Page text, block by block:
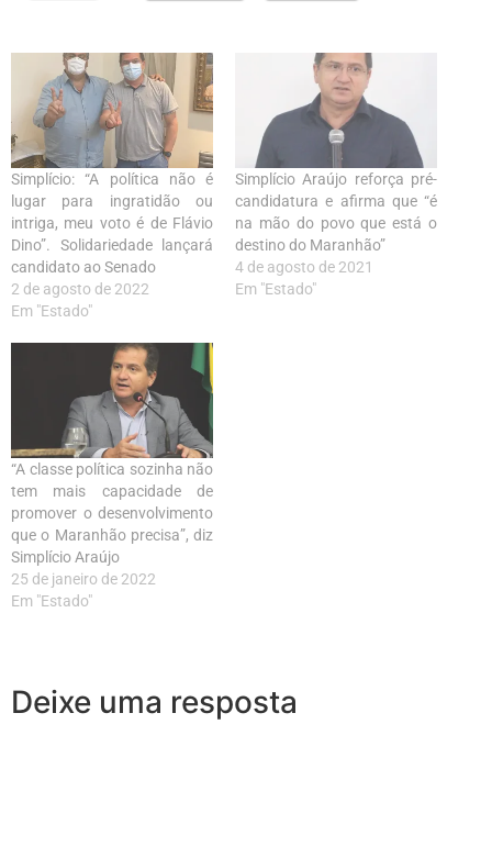
Simplício: “A política não é
lugar para ingratidão ou
intriga, meu voto é de Flávio
Dino”. Solidariedade lançará
candidato ao Senado
2 de agosto de 2022
Em "Estado"
Simplício Araújo reforça pré-
candidatura e afirma que “é
na mão do povo que está o
destino do Maranhão”
4 de agosto de 2021
Em "Estado"
“A classe política sozinha não
tem mais capacidade de
promover o desenvolvimento
que o Maranhão precisa”, diz
Simplício Araújo
25 de janeiro de 2022
Em "Estado"
Deixe uma resposta